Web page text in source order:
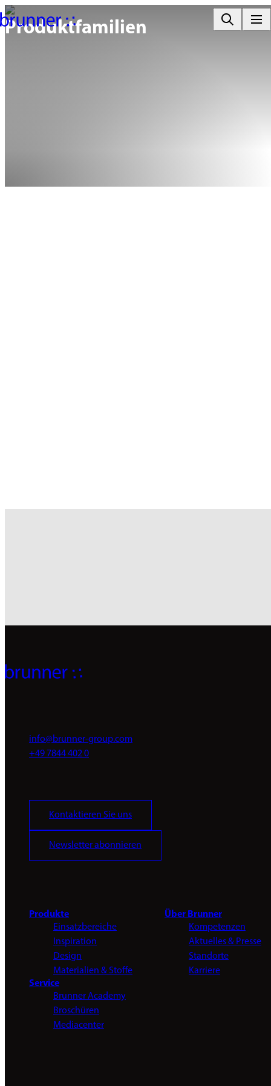
Produktfamilien
info@brunner-group.com
+49 7844 402 0
Kontaktieren Sie uns
Newsletter abonnieren
Produkte
Einsatzbereiche
Inspiration
Design
Materialien & Stoffe
Über Brunner
Kompetenzen
Aktuelles & Presse
Standorte
Karriere
Service
Brunner Academy
Broschüren
Mediacenter